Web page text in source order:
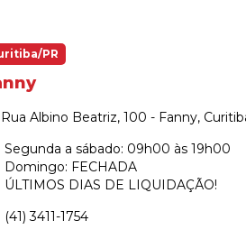
PR
Rua Albino Beatriz, 100 - Fanny,
Segunda a sábado: 09h00 às 19h00
Domingo: FECHADA
ÚLTIMOS DIAS DE LIQUIDAÇÃO!
(41) 3411-1754